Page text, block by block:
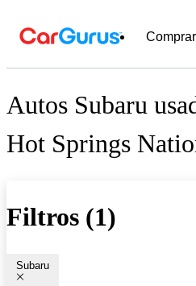
Comprar
Autos Subaru
Hot Springs
Filtros (1)
Subaru